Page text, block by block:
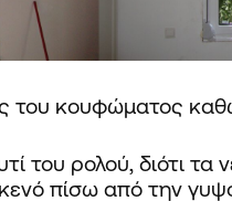
του κουφώματος
ρολού, διότι τα
κενό πίσω από την